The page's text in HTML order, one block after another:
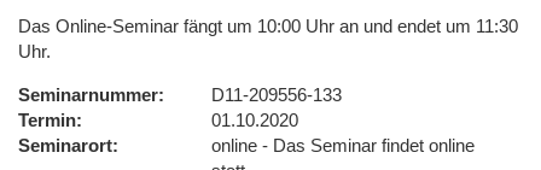
Das Online-Seminar fängt um 10:00 Uhr an und endet um 11:30
Uhr.
Seminarnummer
D11-209556-133
Termin
01.10.2020
Seminarort
online - Das Seminar findet online